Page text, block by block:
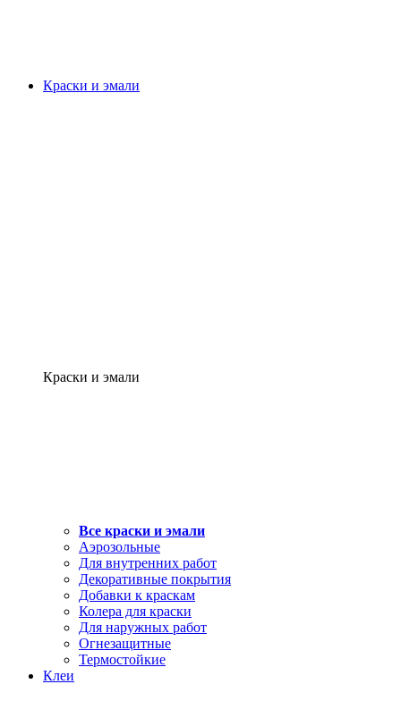
Краски и эмали
Краски и эмали
Все краски и эмали
Аэрозольные
Для внутренних работ
Декоративные покрытия
Добавки к краскам
Колера для краски
Для наружных работ
Огнезащитные
Термостойкие
Клеи